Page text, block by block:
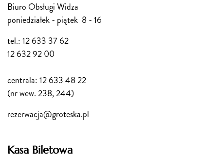
Biuro Obsługi Widza
poniedziałek - piątek 8 - 16
tel.: 12 633 37 62
12 632 92 00
centrala: 12 633 48 22
(nr wew. 238, 244)
rezerwacja@groteska.pl
Kasa Biletowa